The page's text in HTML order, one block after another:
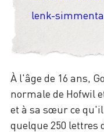
À l'âge de 16 ans,
normale de Hofwil
et à sa sœur ce qu'il
quelque 250 lettres
lenk-